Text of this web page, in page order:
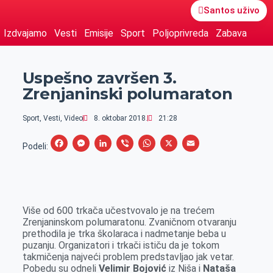
Santos uživo
Izdvajamo Vesti Emisije Sport Poljoprivreda Zabava
Uspešno završen 3.
Zrenjaninski polumaraton
Sport, Vesti, Video 8. oktobar 2018. 21:28
Podeli:
F
b
o
o
k
M
e
n
g
e
L
e
d
I
n
V
r
W
s
A
p
p
X
E
l
Više od 600 trkača učestvovalo je na trećem
Zrenjaninskom polumaratonu. Zvaničnom otvaranju
prethodila je trka školaraca i nadmetanje beba u
puzanju. Organizatori i trkači ističu da je tokom
takmičenja najveći problem predstavljao jak vetar.
Pobedu su odneli Velimir Bojović iz Niša i Nataša